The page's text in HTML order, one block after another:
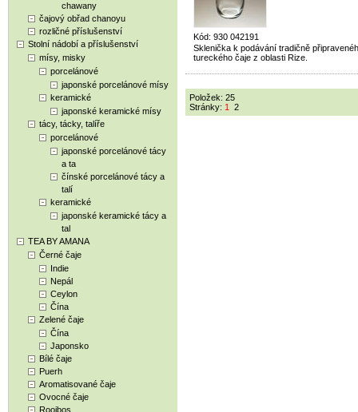
chawany
čajový obřad chanoyu
rozličné příslušenství
Stolní nádobí a příslušenství
mísy, misky
porcelánové
japonské porcelánové mísy
keramické
japonské keramické mísy
tácy, tácky, talíře
porcelánové
japonské porcelánové tácy
a ta
čínské porcelánové tácy a
talí
keramické
japonské keramické tácy a
tal
TEA BY AMANA
Černé čaje
Indie
Nepál
Ceylon
Čína
Zelené čaje
Čína
Japonsko
Bílé čaje
Puerh
Aromatisované čaje
Ovocné čaje
Rooibos
Kód: 930 042191
Sklenička k podávání tradičně
tureckého čaje z oblasti Rize.
Položek: 25
Stránky: 1 2